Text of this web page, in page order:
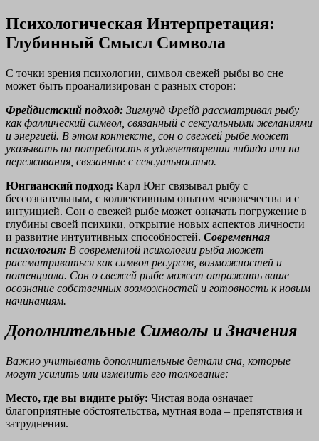
Психологическая Интерпретация:
Глубинный Смысл Символа
С точки зрения психологии, символ свежей рыбы во сне
может быть проанализирован с разных сторон:
Фрейдистский подход: Зигмунд Фрейд рассматривал рыбу
как фаллический символ, связанный с сексуальными желаниями
и энергией. В этом контексте, сон о свежей рыбе может
указывать на потребность в удовлетворении либидо или на
переживания, связанные с сексуальностью.
Юнгианский подход: Карл Юнг связывал рыбу с
бессознательным, с коллективным опытом человечества и с
интуицией. Сон о свежей рыбе может означать погружение в
глубины своей психики, открытие новых аспектов личности
и развитие интуитивных способностей. Современная
психология: В современной психологии рыба может
рассматриваться как символ ресурсов, возможностей и
потенциала. Сон о свежей рыбе может отражать ваше
осознание собственных возможностей и готовность к новым
начинаниям.
Дополнительные Символы и Значения
Важно учитывать дополнительные детали сна, которые
могут усилить или изменить его толкование:
Место, где вы видите рыбу: Чистая вода означает
благоприятные обстоятельства, мутная вода – препятствия и
затруднения.